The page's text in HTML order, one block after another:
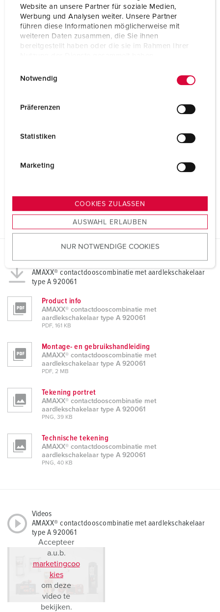
Website an unsere Partner für soziale Medien,
Werbung und Analysen weiter. Unsere Partner
führen diese Informationen möglicherweise mit
weiteren Daten zusammen, die Sie ihnen
bereitgestellt haben oder die sie im Rahmen Ihrer
s
u
w
a
h
l
Notwendig
Präferenzen
Statistiken
Marketing
COOKIES ZULASSEN
AUSWAHL ERLAUBEN
NUR NOTWENDIGE COOKIES
Gegevensbladen & Downloads
AMAXX® contactdooscombinatie met aardlekschakelaar
type A 920061
Product info
AMAXX® contactdooscombinatie met
aardlekschakelaar type A 920061
PDF, 161 KB
Montage- en gebruikshandleiding
AMAXX® contactdooscombinatie met
aardlekschakelaar type A 920061
PDF, 2 MB
Tekening portret
AMAXX® contactdooscombinatie met
aardlekschakelaar type A 920061
PNG, 39 KB
Technische tekening
AMAXX® contactdooscombinatie met
aardlekschakelaar type A 920061
PNG, 40 KB
Videos
AMAXX® contactdooscombinatie met aardlekschakelaar
type A 920061
Accepteer
a.u.b.
marketingcoo
kies
om deze
video te
bekijken.